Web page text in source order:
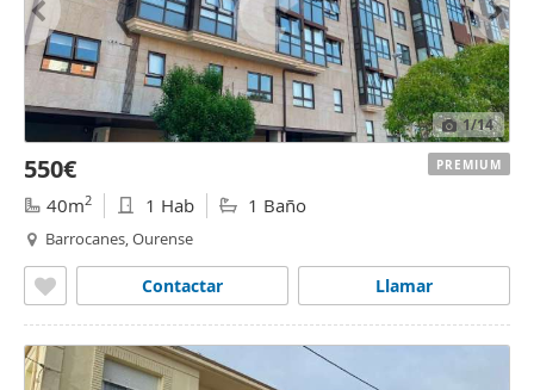
1/14
550€
40m2 1 Hab 1 Baño
Barrocanes, Ourense
Llamar
Contactar
PREMIUM